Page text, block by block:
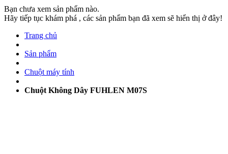
Bạn chưa xem sản phẩm nào.
Hãy tiếp tục khám phá , các sản phẩm bạn đã xem sẽ hiển thị ở đây!
Trang chủ
Sản phẩm
Chuột máy tính
Chuột Không Dây FUHLEN M07S